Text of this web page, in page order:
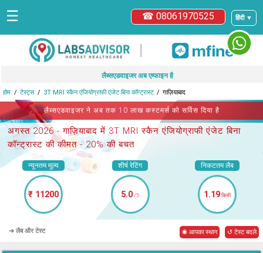
हिंदी ▼
☎ 08061970525
☰
|
लैब्सएडवाइजर अब एम्फाइन है
होम टेस्ट्स 3T MRI स्कैन एंजियोग्राफी एंजेट बिना कॉन्ट्रास्ट गाज़ियाबाद
लैब्सएडवाइजर ने अब तक 10 लाख कस्टमर्स को सर्विस दिया है
अगस्त 2026 -गाज़ियाबाद में 3T MRI स्कैन एंजियोग्राफी एंजेट बिना
कॉन्ट्रास्ट की कीमत - 20% की बचत
न्यूनतम मूल्य
₹ 11200
शीर्ष रेटिंग
5.0/5
निकटतम लैब
1.19किमी
➜ लैब और टेस्ट ◉ आपका स्थान ↺ टेस्ट बदले